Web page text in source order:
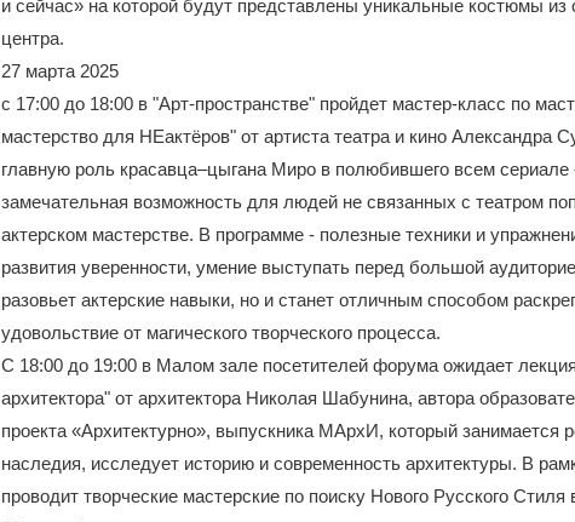
и сейчас» на которой будут представлены уникальные костюмы из
центра.
27 марта 2025
с 17:00 до 18:00 в "Арт-пространстве" пройдет мастер-класс по
мастерство для НЕактёров" от артиста театра и кино Александра
главную роль красавца–цыгана Миро в полюбившего всем
замечательная возможность для людей не связанных с театром
актерском мастерстве. В программе - полезные техники и
развития уверенности, умение выступать перед большой
разовьет актерские навыки, но и станет отличным способом
удовольствие от магического творческого процесса.
С 18:00 до 19:00 в Малом зале посетителей форума ожидает
архитектора" от архитектора Николая Шабунина, автора
проекта «Архитектурно», выпускника МАрхИ, который занимается
наследия, исследует историю и современность архитектуры. В
проводит творческие мастерские по поиску Нового Русского